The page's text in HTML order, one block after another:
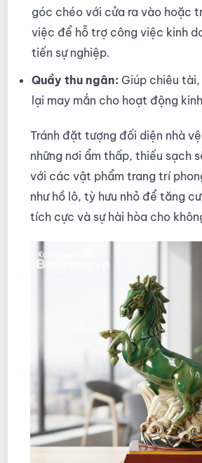
góc chéo với cửa ra vào hoặc
việc để hỗ trợ công việc kinh
tiến sự nghiệp.
Quầy thu ngân: Giúp chiêu
lại may mắn cho hoạt động
Tránh đặt tượng đối diện nhà
những nơi ẩm thấp, thiếu sạch
với các vật phẩm trang trí
như hồ lô, tỳ hưu nhỏ để tăng
tích cực và sự hài hòa cho